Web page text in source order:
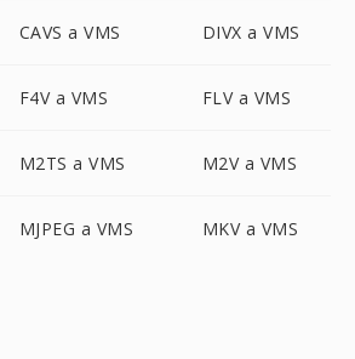
CAVS a VMS DIVX a VMS
F4V a VMS FLV a VMS
M2TS a VMS M2V a VMS
MJPEG a VMS MKV a VMS